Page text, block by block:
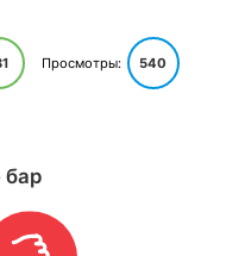
Просмотры: 540
бар